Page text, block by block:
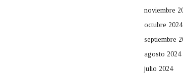
noviembre
octubre 2024
septiembre
agosto 2024
julio 2024